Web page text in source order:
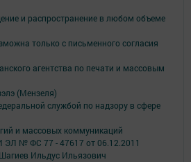
и распространение в любом объеме
только с письменного согласия
агентства по печати и массовым
(Мензеля)
службой по надзору в сфере
и массовых коммуникаций
ЭЛ № ФС 77 - 47617 от 06.12.2011
Ильдус Ильязович